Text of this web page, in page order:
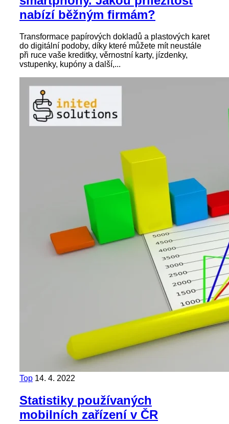
nabízí běžným firmám?
Transformace papírových dokladů a plastových karet
do digitální podoby, díky které můžete mít neustále
při ruce vaše kreditky, věrnostní karty, jízdenky,
vstupenky, kupóny a další,...
Top 14. 4. 2022
Statistiky používaných
mobilních zařízení v ČR